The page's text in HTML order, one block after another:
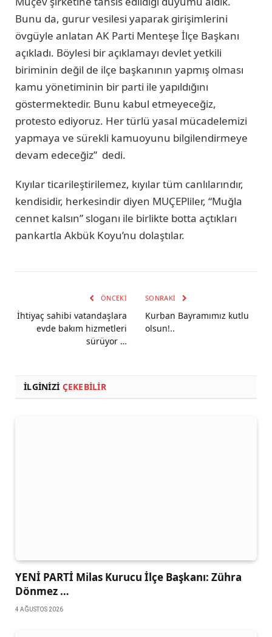
Bunu da, gurur vesilesi yaparak girişimlerini
övgüyle anlatan AK Parti Menteşe İlçe Başkanı
açıkladı. Böylesi bir açıklamayı devlet yetkili
biriminin değil de ilçe başkanının yapmış olması
kamu yönetiminin bir parti ile yapıldığını
göstermektedir. Bunu kabul etmeyeceğiz,
protesto ediyoruz. Her türlü yasal mücadelemizi
yapmaya ve sürekli kamuoyunu bilgilendirmeye
devam edeceğiz” dedi.
Kıyılar ticarileştirilemez, kıyılar tüm canlılarındır,
kendisidir, herkesindir diyen MUÇEPliler, “Muğla
cennet kalsın” sloganı ile birlikte botta açtıkları
pankartla Akbük Koyu’nu dolaştılar.
ÖNCEKI
İhtiyaç sahibi vatandaşlara
evde bakım hizmetleri
sürüyor …
SONRAKI
Kurban Bayramımız kutlu
olsun!..
İLGINIZI ÇEKEBILIR
YENİ PARTİ Milas Kurucu İlçe Başkanı: Zühra
Dönmez …
4 AĞUSTOS 2026